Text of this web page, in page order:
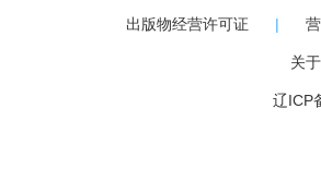
出版物经营许可证 |
关
辽ICP